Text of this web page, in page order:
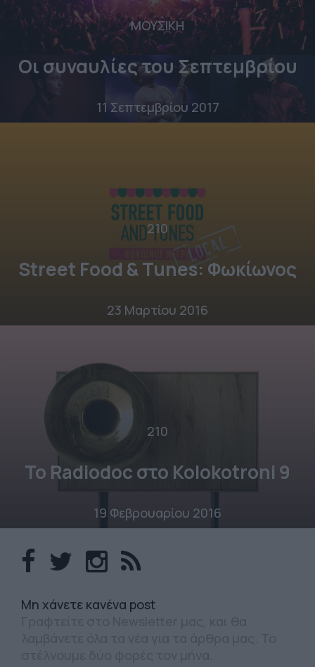
ΜΟΥΣΙΚΗ
Οι συναυλίες του Σεπτεμβρίου
11 Σεπτεμβρίου 2017
210
Street Food & Tunes: Φωκίωνος
23 Μαρτίου 2016
210
Το Radiodoc στο Kolokotroni 9
19 Φεβρουαρίου 2016
Mη χάνετε κανένα post